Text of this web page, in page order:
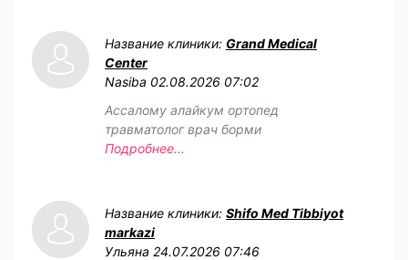
Название клиники: Grand Medical
Center
Nasiba 02.08.2026 07:02
Ассалому алайкум ортопед
травматолог врач борми
Подробнее...
Название клиники: Shifo Med Tibbiyot
markazi
Ульяна 24.07.2026 07:46